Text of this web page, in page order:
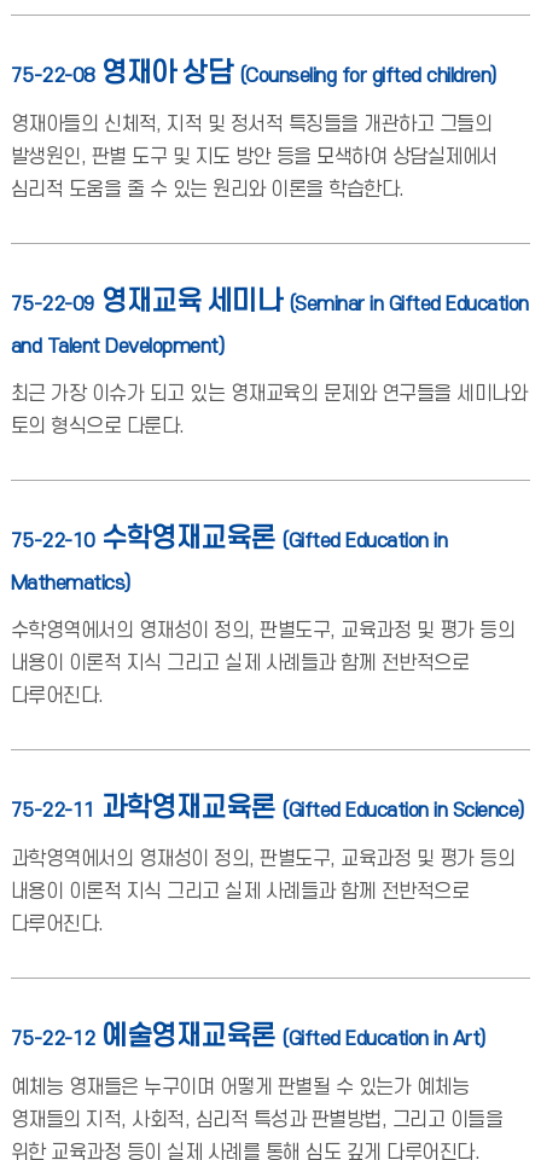
75-22-08 영재아 상담 (Counseling for gifted children)
영재아들의 신체적, 지적 및 정서적 특징들을 개관하고 그들의
발생원인, 판별 도구 및 지도 방안 등을 모색하여 상담실제에서
심리적 도움을 줄 수 있는 원리와 이론을 학습한다.
75-22-09 영재교육 세미나 (Seminar in Gifted Education
and Talent Development)
최근 가장 이슈가 되고 있는 영재교육의 문제와 연구들을 세미나와
토의 형식으로 다룬다.
75-22-10 수학영재교육론 (Gifted Education in
Mathematics)
수학영역에서의 영재성이 정의, 판별도구, 교육과정 및 평가 등의
내용이 이론적 지식 그리고 실제 사례들과 함께 전반적으로
다루어진다.
75-22-11 과학영재교육론 (Gifted Education in Science)
과학영역에서의 영재성이 정의, 판별도구, 교육과정 및 평가 등의
내용이 이론적 지식 그리고 실제 사례들과 함께 전반적으로
다루어진다.
75-22-12 예술영재교육론 (Gifted Education in Art)
예체능 영재들은 누구이며 어떻게 판별될 수 있는가 예체능
영재들의 지적, 사회적, 심리적 특성과 판별방법, 그리고 이들을
위한 교육과정 등이 실제 사례를 통해 심도 깊게 다루어진다.